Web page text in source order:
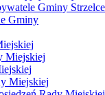
Gminy
Gminy
Miejskiej
Miejskiej